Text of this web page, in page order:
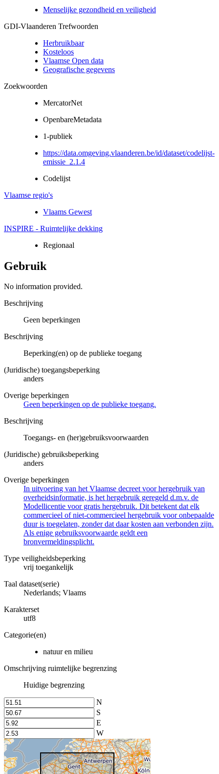
Menselijke gezondheid en veiligheid
GDI-Vlaanderen Trefwoorden
Herbruikbaar
Kosteloos
Vlaamse Open data
Geografische gegevens
Zoekwoorden
MercatorNet
OpenbareMetadata
1-publiek
https://data.omgeving.vlaanderen.be/id/dataset/codelijst-
emissie_2.1.4
Codelijst
Vlaamse regio's
Vlaams Gewest
INSPIRE - Ruimtelijke dekking
Regionaal
Gebruik
No information provided.
Beschrijving
Geen beperkingen
Beschrijving
Beperking(en) op de publieke toegang
(Juridische) toegangsbeperking
anders
Overige beperkingen
Geen beperkingen op de publieke toegang.
Beschrijving
Toegangs- en (her)gebruiksvoorwaarden
(Juridische) gebruiksbeperking
anders
Overige beperkingen
In uitvoering van het Vlaamse decreet voor hergebruik van
overheidsinformatie, is het hergebruik geregeld d.m.v. de
Modellicentie voor gratis hergebruik. Dit betekent dat elk
commercieel of niet-commercieel hergebruik voor onbepaalde
duur is toegelaten, zonder dat daar kosten aan verbonden zijn.
Als enige gebruiksvoorwaarde geldt een
bronvermeldingsplicht.
Type veiligheidsbeperking
vrij toegankelijk
Taal dataset(serie)
Nederlands; Vlaams
Karakterset
utf8
Categorie(en)
natuur en milieu
Omschrijving ruimtelijke begrenzing
Huidige begrenzing
N
S
E
W